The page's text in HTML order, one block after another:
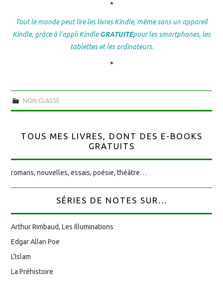
*
Tout le monde peut lire les livres Kindle, même sans un appareil
Kindle, grâce à l’appli KindleGRATUITEpour les smartphones, les
tablettes et les ordinateurs.
*
NON CLASSÉ
TOUS MES LIVRES, DONT DES E-BOOKS
GRATUITS
romans, nouvelles, essais, poésie, théâtre…
SÉRIES DE NOTES SUR...
Arthur Rimbaud, Les Illuminations
Edgar Allan Poe
L'Islam
La Préhistoire